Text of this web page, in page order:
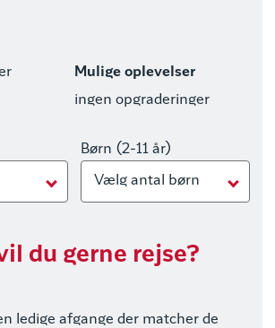
Mulige oplevelser
ingen opgraderinger
Børn (2-11 år)
Vælg antal børn
du gerne rejse?
ledige afgange der matcher de